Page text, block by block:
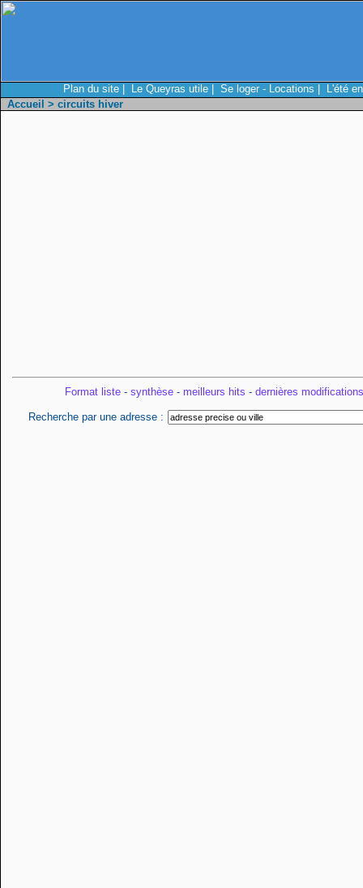
Plan du site Le Queyras utile Se loger - Locations
L'été
Accueil > circuits hiver
Format liste -synthèse -meilleurs hits -dernières
Recherche par une adresse :